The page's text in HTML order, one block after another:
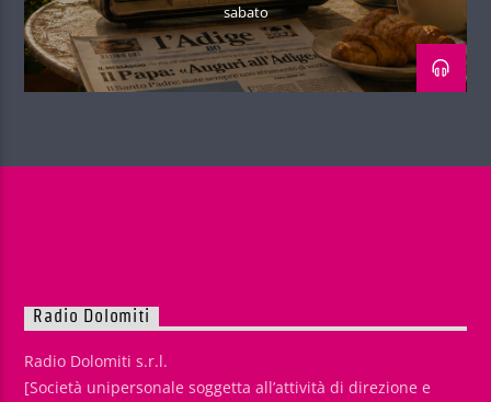
sabato
Radio Dolomiti
Radio Dolomiti s.r.l.
[Società unipersonale soggetta all’attività di direzione e